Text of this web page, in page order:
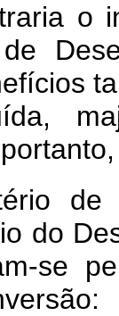
o
do
se